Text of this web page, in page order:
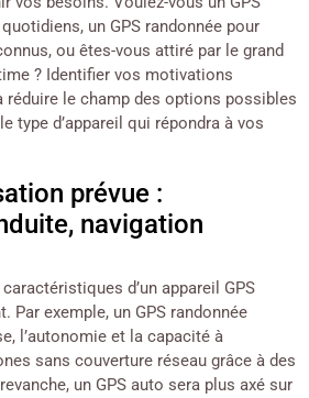
un GPS randonnée pour
ou êtes-vous attiré par le grand
? Identifier vos motivations
réduire le champ des options possibles
type d’appareil qui répondra à vos
prévue :
navigation
d’un appareil GPS
Par exemple, un GPS randonnée
l’autonomie et la capacité à
sans couverture réseau grâce à des
un GPS auto sera plus axé sur